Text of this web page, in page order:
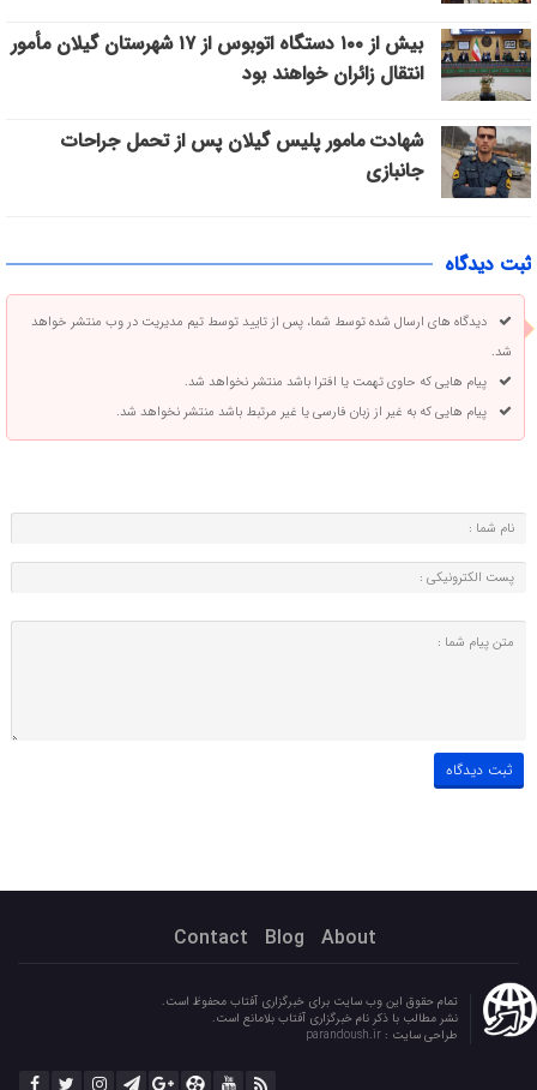
بیش از ۱۰۰ دستگاه اتوبوس از ۱۷ شهرستان گیلان مأمور
انتقال زائران خواهند بود
شهادت مامور پلیس گیلان پس از تحمل جراحات
جانبازی
ثبت دیدگاه
دیدگاه های ارسال شده توسط شما، پس از تایید توسط تیم مدیریت در وب منتشر خواهد
شد.
پیام هایی که حاوی تهمت یا افترا باشد منتشر نخواهد شد.
پیام هایی که به غیر از زبان فارسی یا غیر مرتبط باشد منتشر نخواهد شد.
About
Blog
Contact
تمام حقوق این وب سایت برای خبرگزاری آفتاب محفوظ است.
نشر مطالب با ذکر نام خبرگزاری آفتاب بلامانع است.
طراحی سایت :